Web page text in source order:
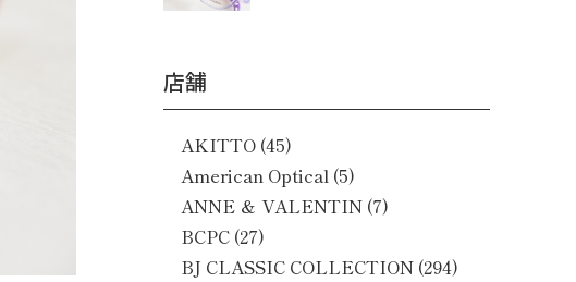
店舗
AKITTO (45)
American Optical (5)
ANNE ＆ VALENTIN (7)
BCPC (27)
BJ CLASSIC COLLECTION (294)